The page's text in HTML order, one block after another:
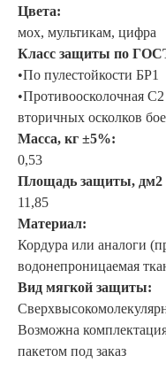
Цвета:
мох, мультикам, цифра
Класс защиты по
•По пулестойкости БР1
•Противоосколочная
вторичных осколков
Масса, кг ±5%:
0,53
Площадь защиты, дм2
11,85
Материал:
Кордура или аналоги
водонепроницаемая
Вид мягкой защиты:
Возможна
пакетом под заказ